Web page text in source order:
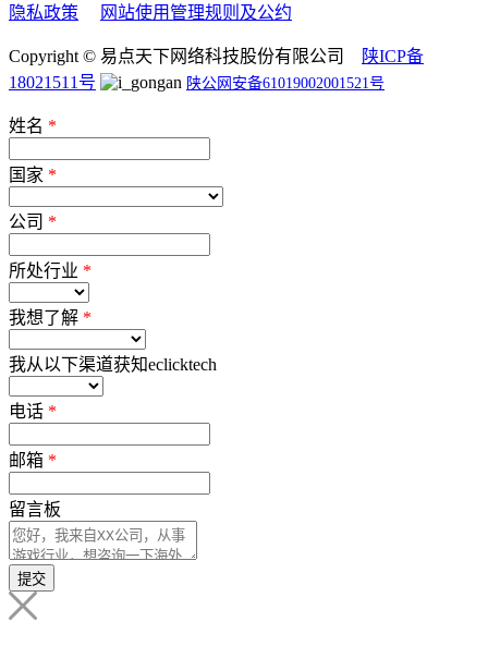
隐私政策 网站使用管理规则及公约
Copyright © 易点天下网络科技股份有限公司
陕ICP备
18021511号
陕公网安备61019002001521号
姓名 *
国家 *
公司 *
所处行业 *
我想了解 *
我从以下渠道获知eclicktech
电话 *
邮箱 *
留言板
提交